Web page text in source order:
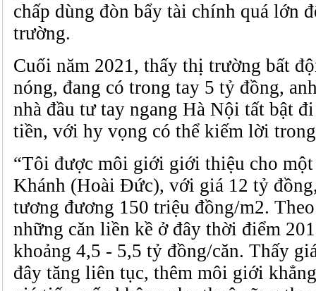
chấp dùng đòn bẩy tài chính quá lớn
trường.
Cuối năm 2021, thấy thị trường bất
nóng, đang có trong tay 5 tỷ đồng,
nhà đầu tư tay ngang Hà Nội tất bật
tiền, với hy vọng có thể kiếm lời
“Tôi được môi giới giới thiệu cho
Khánh (Hoài Đức), với giá 12 tỷ
tương đương 150 triệu đồng/m2.
những căn liền kề ở đây thời điểm
khoảng 4,5 - 5,5 tỷ đồng/căn. Thấy
đây tăng liên tục, thêm môi giới